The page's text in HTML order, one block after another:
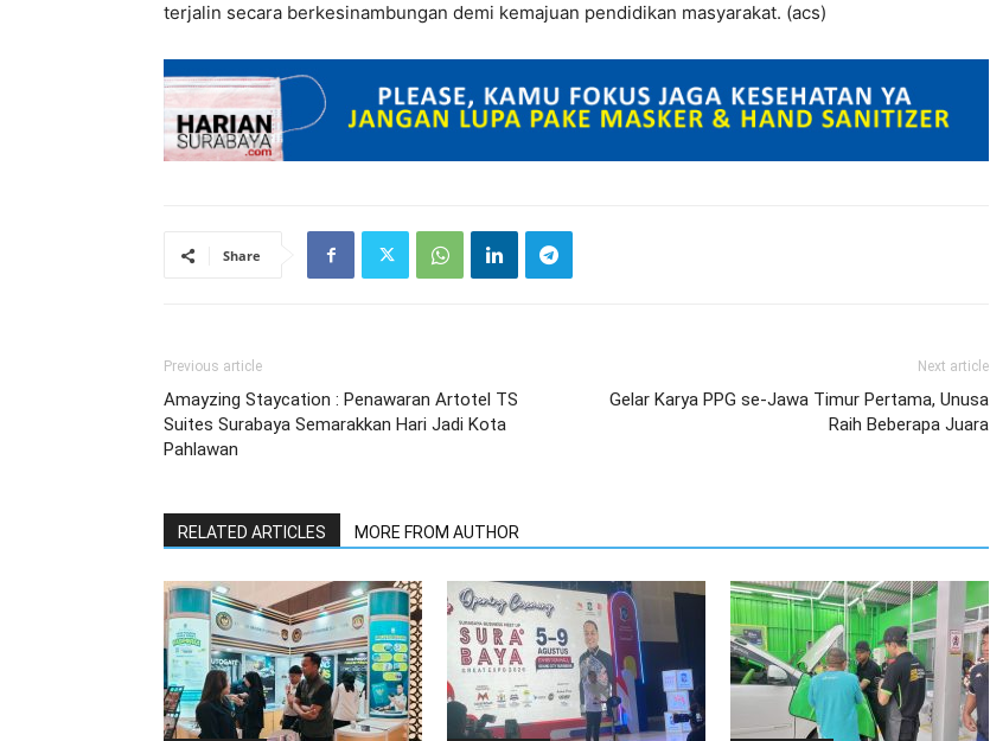
terjalin secara berkesinambungan demi kemajuan pendidikan masyarakat. (acs)
Share
Previous article
Amayzing Staycation : Penawaran Artotel TS
Suites Surabaya Semarakkan Hari Jadi Kota
Pahlawan
Next article
Gelar Karya PPG se-Jawa Timur Pertama, Unusa
Raih Beberapa Juara
RELATED ARTICLES MORE FROM AUTHOR